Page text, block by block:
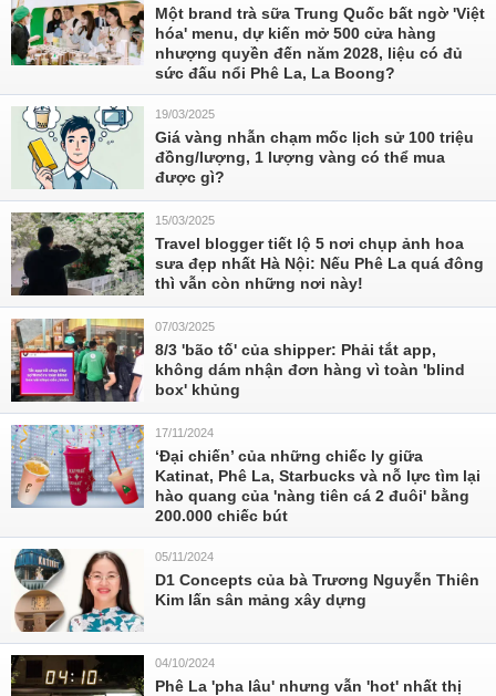
Một brand trà sữa Trung Quốc bất ngờ 'Việt
hóa' menu, dự kiến mở 500 cửa hàng
nhượng quyền đến năm 2028, liệu có đủ
sức đấu nổi Phê La, La Boong?
19/03/2025
Giá vàng nhẫn chạm mốc lịch sử 100 triệu
đồng/lượng, 1 lượng vàng có thể mua
được gì?
15/03/2025
Travel blogger tiết lộ 5 nơi chụp ảnh hoa
sưa đẹp nhất Hà Nội: Nếu Phê La quá đông
thì vẫn còn những nơi này!
07/03/2025
8/3 'bão tố' của shipper: Phải tắt app,
không dám nhận đơn hàng vì toàn 'blind
box' khủng
17/11/2024
‘Đại chiến’ của những chiếc ly giữa
Katinat, Phê La, Starbucks và nỗ lực tìm lại
hào quang của 'nàng tiên cá 2 đuôi' bằng
200.000 chiếc bút
05/11/2024
D1 Concepts của bà Trương Nguyễn Thiên
Kim lấn sân mảng xây dựng
04/10/2024
Phê La 'pha lâu' nhưng vẫn 'hot' nhất thị